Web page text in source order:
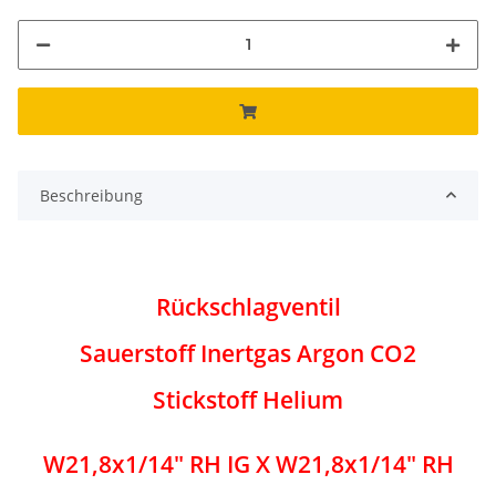
Beschreibung
Rückschlagventil
Sauerstoff Inertgas Argon CO2
Stickstoff Helium
W21,8x1/14" RH IG X W21,8x1/14" RH